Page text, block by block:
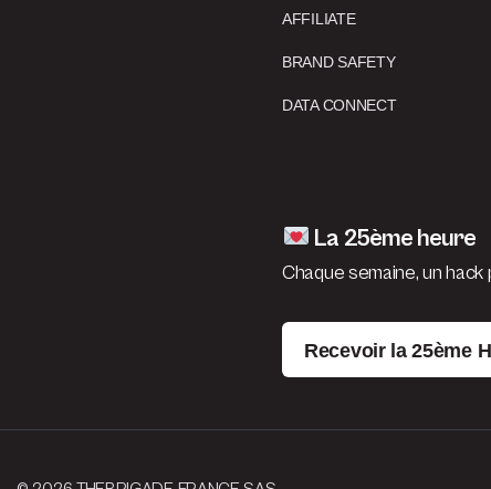
AFFILIATE
BRAND SAFETY
DATA CONNECT
La 25ème heure
Chaque semaine, un
Recevoir la 25ème